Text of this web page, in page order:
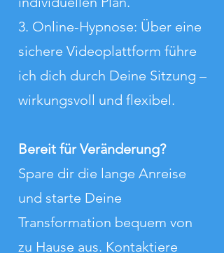
3. Online-Hypnose: Über eine
sichere Videoplattform führe
ich dich durch Deine Sitzung –
wirkungsvoll und flexibel.
Bereit für Veränderung?
Spare dir die lange Anreise
und starte Deine
Transformation bequem von
zu Hause aus. Kontaktiere